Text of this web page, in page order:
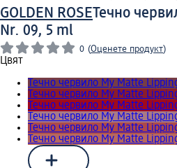
GOLDEN ROSEТечно
Nr. 09, 5 ml
0 (Оценете продукт)
Цвят
Течно червило My Matte
Течно червило My Matte
Течно червило My Matte
Течно червило My Matte
Течно червило My Matte
Течно червило My Matte